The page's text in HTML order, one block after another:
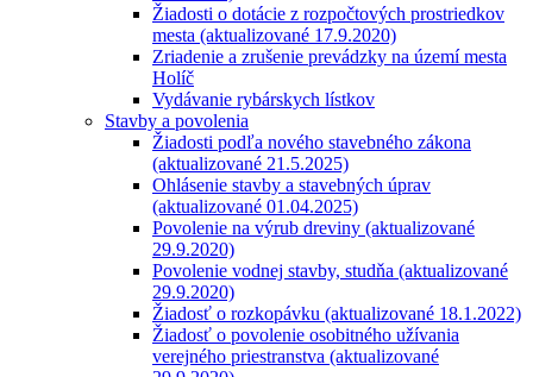
Žiadosti o dotácie z rozpočtových prostriedkov
mesta (aktualizované 17.9.2020)
Zriadenie a zrušenie prevádzky na území mesta
Holíč
Vydávanie rybárskych lístkov
Stavby a povolenia
Žiadosti podľa nového stavebného zákona
(aktualizované 21.5.2025)
Ohlásenie stavby a stavebných úprav
(aktualizované 01.04.2025)
Povolenie na výrub dreviny (aktualizované
29.9.2020)
Povolenie vodnej stavby, studňa (aktualizované
29.9.2020)
Žiadosť o rozkopávku (aktualizované 18.1.2022)
Žiadosť o povolenie osobitného užívania
verejného priestranstva (aktualizované